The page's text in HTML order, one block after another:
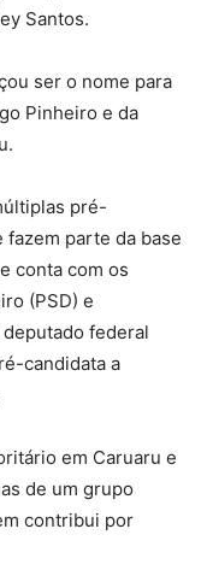
Santos.
ser o nome para
Pinheiro e da
pré-
parte da base
conta com os
(PSD) e
federal
candidata a
em Caruaru e
de um grupo
contribui por